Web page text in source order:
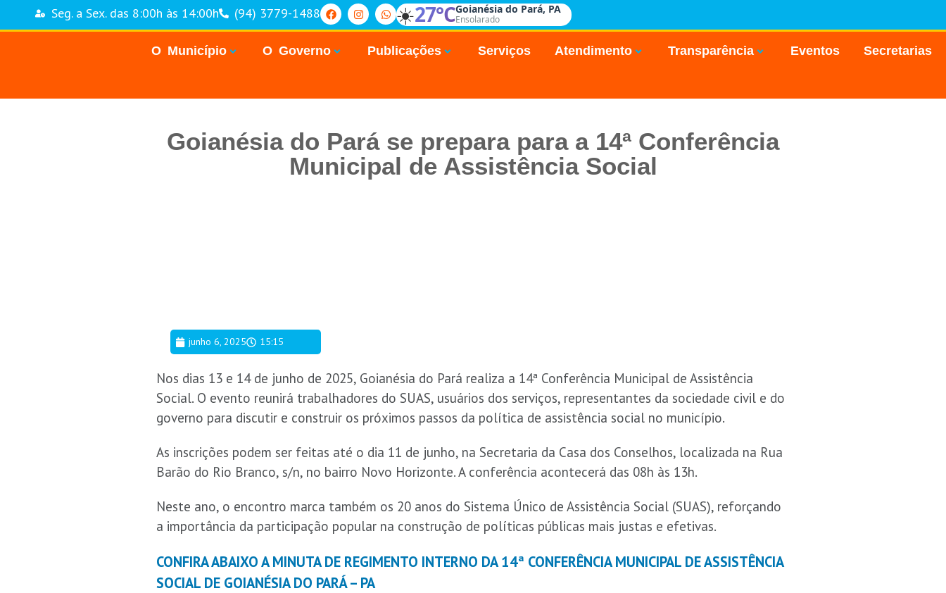
Seg. a Sex. das 8:00h às 14:00h (94) 3779-1488 ☀️27°CGoianésia do Pará, PA
Ensolarado
O Município O Governo Publicações Serviços Atendimento Transparência Eventos Secretarias
Goianésia do Pará se prepara para a 14ª Conferência
Municipal de Assistência Social
junho 6, 2025 15:15
Nos dias 13 e 14 de junho de 2025, Goianésia do Pará realiza a 14ª Conferência Municipal de Assistência
Social. O evento reunirá trabalhadores do SUAS, usuários dos serviços, representantes da sociedade civil e do
governo para discutir e construir os próximos passos da política de assistência social no município.
As inscrições podem ser feitas até o dia 11 de junho, na Secretaria da Casa dos Conselhos, localizada na Rua
Barão do Rio Branco, s/n, no bairro Novo Horizonte. A conferência acontecerá das 08h às 13h.
Neste ano, o encontro marca também os 20 anos do Sistema Único de Assistência Social (SUAS), reforçando
a importância da participação popular na construção de políticas públicas mais justas e efetivas.
CONFIRA ABAIXO A MINUTA DE REGIMENTO INTERNO DA 14ª CONFERÊNCIA MUNICIPAL DE ASSISTÊNCIA
SOCIAL DE GOIANÉSIA DO PARÁ – PA